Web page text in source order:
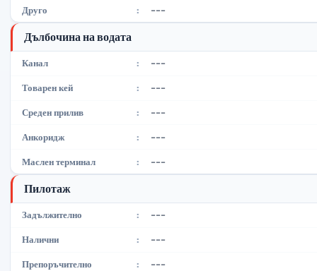
Друго : ---
Дълбочина на водата
Канал : ---
Товарен кей : ---
Среден прилив : ---
Анкоридж : ---
Маслен терминал : ---
Пилотаж
Задължително : ---
Налични : ---
Препоръчително : ---